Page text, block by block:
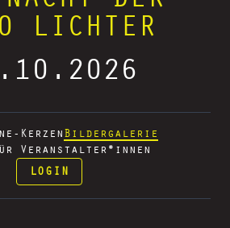
LICHTER
Kerzen Bildergalerie
Veranstalter*innen
LOGIN